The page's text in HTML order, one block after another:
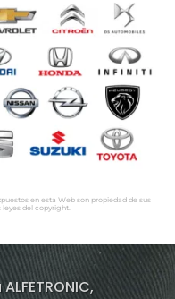
en esta Web son propiedad de sus
del copyright.